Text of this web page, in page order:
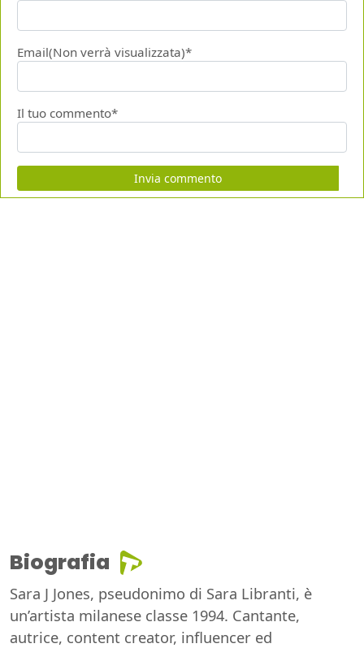
Email(Non verrà visualizzata)*
Il tuo commento*
Invia commento
Biografia
Sara J Jones, pseudonimo di Sara Libranti, è
un’artista milanese classe 1994. Cantante,
autrice, content creator, influencer ed